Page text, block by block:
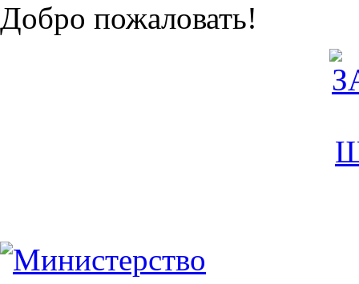
Добро пожаловать!